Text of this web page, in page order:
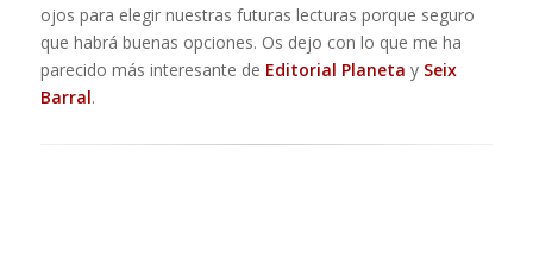
ojos para elegir nuestras futuras lecturas porque seguro
que habrá buenas opciones. Os dejo con lo que me ha
parecido más interesante de Editorial Planeta y Seix
Barral.